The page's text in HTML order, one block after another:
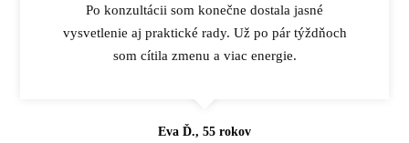
Po konzultácii som konečne dostala jasné
vysvetlenie aj praktické rady. Už po pár týždňoch
som cítila zmenu a viac energie.
Eva Ď., 55 rokov